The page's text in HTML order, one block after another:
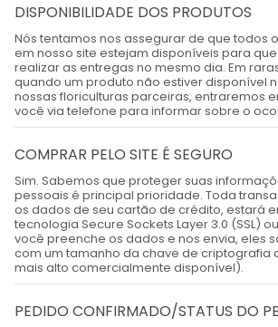
DISPONIBILIDADE DOS PRODUTOS
Nós tentamos nos assegurar de que todos
em nosso site estejam disponíveis para
realizar as entregas no mesmo dia. Em
quando um produto não estiver disponível
nossas floriculturas parceiras, entraremos
você via telefone para informar sobre o
COMPRAR PELO SITE É SEGURO
Sim. Sabemos que proteger suas
pessoais é principal prioridade. Toda
os dados de seu cartão de crédito, estará
tecnologia Secure Sockets Layer 3.0 (SSL)
você preenche os dados e nos envia, eles
com um tamanho da chave de criptografia
mais alto comercialmente disponível).
PEDIDO CONFIRMADO/STATUS DO